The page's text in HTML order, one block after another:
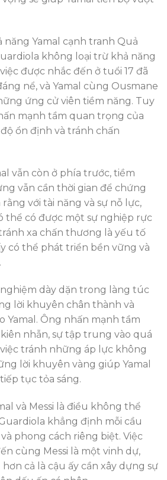
năng Yamal cạnh tranh Quả
không loại trừ khả năng
được nhắc đến ở tuổi 17 đã
nể, và Yamal cùng Ousmane
ứng cử viên tiềm năng. Tuy
mạnh tầm quan trọng của
ổn định và tránh chấn
vẫn còn ở phía trước, tiềm
vẫn cần thời gian để chứng
với tài năng và sự nỗ lực,
thể có được một sự nghiệp rực
xa chấn thương là yếu tố
có thể phát triển bền vững và
dày dặn trong làng túc
lời khuyên chân thành và
Yamal. Ông nhấn mạnh tầm
nhẫn, sự tập trung vào quá
tránh những áp lực không
lời khuyên vàng giúp Yamal
tục tỏa sáng.
và Messi là điều không thể
khẳng định mỗi cầu
phong cách riêng biệt. Việc
cùng Messi là một vinh dự,
cả là cậu ấy cần xây dựng sự